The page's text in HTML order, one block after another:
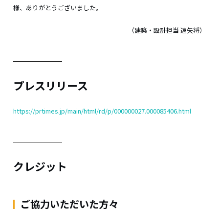
様、ありがとうございました。
（建築・設計担当 遠矢将）
プレスリリース
https://prtimes.jp/main/html/rd/p/000000027.000085406.html
クレジット
ご協力いただいた方々